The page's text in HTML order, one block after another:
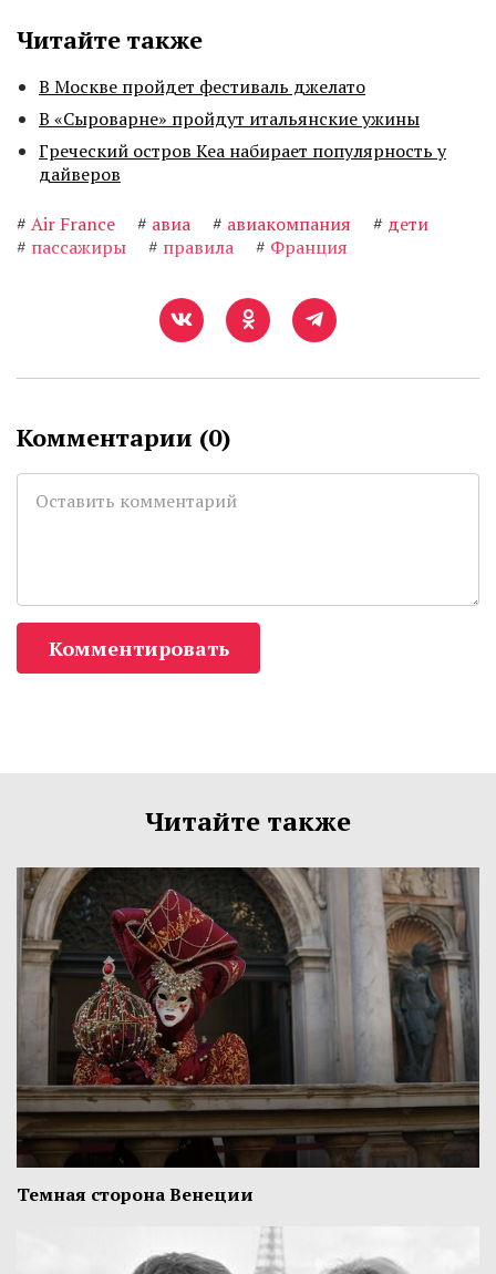
Читайте также
В Москве пройдет фестиваль джелато
В «Сыроварне» пройдут итальянские ужины
Греческий остров Кеа набирает популярность у
дайверов
# Air France # авиа # авиакомпания # дети
# пассажиры # правила # Франция
Комментарии (0)
Комментировать
Читайте также
Темная сторона Венеции